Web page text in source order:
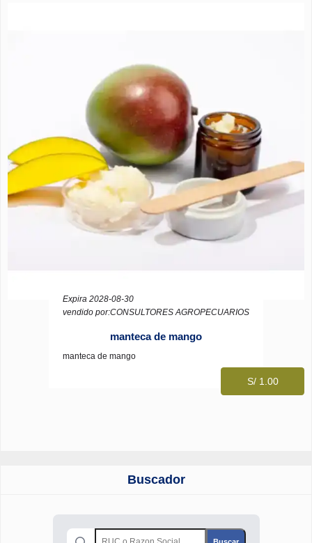
Expira 2028-08-30
vendido por:CONSULTORES AGROPECUARIOS
manteca de mango
manteca de mango
S/ 1.00
Buscador